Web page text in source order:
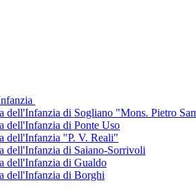
dell'Infanzia di Sogliano "Mons. Pietro
dell'Infanzia di Ponte Uso
dell'Infanzia "P. V. Reali"
dell'Infanzia di Saiano-Sorrivoli
dell'Infanzia di Gualdo
dell'Infanzia di Borghi